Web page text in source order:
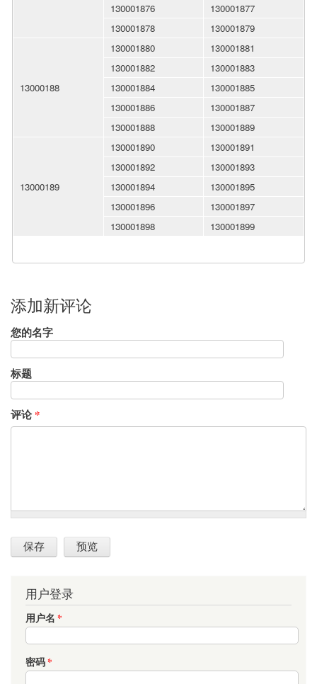
130001876
130001877
130001878
130001879
13000188
130001880
130001881
130001882
130001883
130001884
130001885
130001886
130001887
130001888
130001889
13000189
130001890
130001891
130001892
130001893
130001894
130001895
130001896
130001897
130001898
130001899
添加新评论
您的名字
标题
评论*
用户登录
用户名 *
密码*